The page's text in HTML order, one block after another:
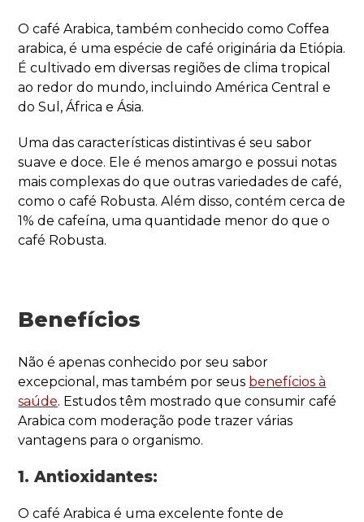
O café Arabica, também conhecido como Coffea
arabica, é uma espécie de café originária da Etiópia.
É cultivado em diversas regiões de clima tropical
ao redor do mundo, incluindo América Central e
do Sul, África e Ásia.
Uma das características distintivas é seu sabor
suave e doce. Ele é menos amargo e possui notas
mais complexas do que outras variedades de café,
como o café Robusta. Além disso, contém cerca de
1% de cafeína, uma quantidade menor do que o
café Robusta.
Benefícios
Não é apenas conhecido por seu sabor
excepcional, mas também por seus benefícios à
saúde. Estudos têm mostrado que consumir café
Arabica com moderação pode trazer várias
vantagens para o organismo.
1. Antioxidantes:
O café Arabica é uma excelente fonte de